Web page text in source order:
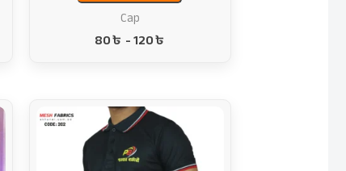
Cap
80৳ -120৳